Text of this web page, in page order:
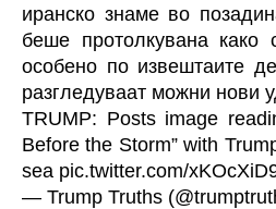
иранско знаме во
беше протолкувана како
особено по извештаите
разгледуваат можни нови
TRUMP: Posts image
Before the Storm” with
sea pic.twitter.com/
— Trump Truths